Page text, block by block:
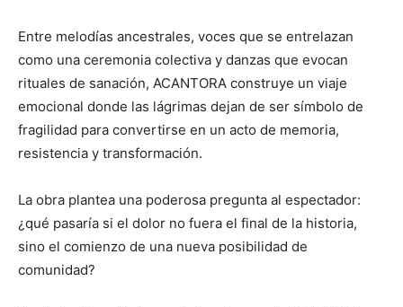
Entre melodías ancestrales, voces que se entrelazan
como una ceremonia colectiva y danzas que evocan
rituales de sanación, ACANTORA construye un viaje
emocional donde las lágrimas dejan de ser símbolo de
fragilidad para convertirse en un acto de memoria,
resistencia y transformación.
La obra plantea una poderosa pregunta al espectador:
¿qué pasaría si el dolor no fuera el final de la historia,
sino el comienzo de una nueva posibilidad de
comunidad?